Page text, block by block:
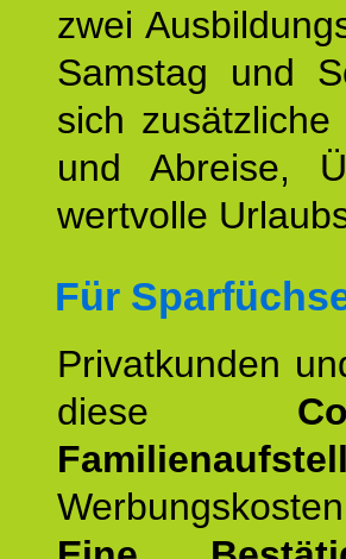
zwei
Samstag und
sich
und Abreise,
wertvolle
Für
Privatkunden
diese